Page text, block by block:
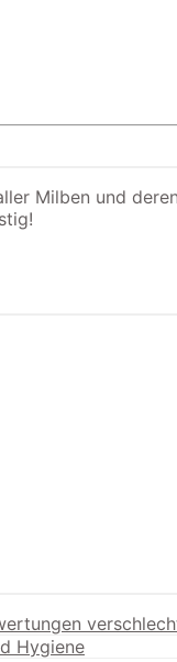
Milben und
Hygiene